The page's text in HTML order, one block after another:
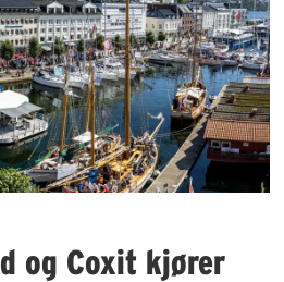
og Coxit kjører